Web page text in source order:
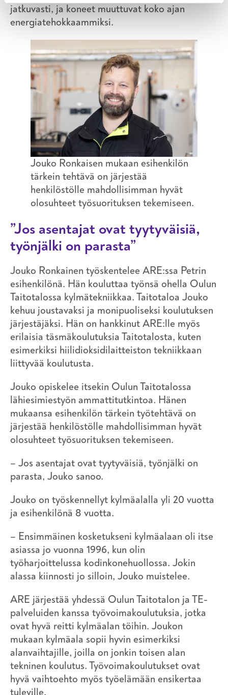
jatkuvasti, ja koneet muuttuvat koko ajan
energiatehokkaammiksi.
Jouko Ronkaisen mukaan esihenkilön
tärkein tehtävä on järjestää
henkilöstölle mahdollisimman hyvät
olosuhteet työsuorituksen tekemiseen.
”Jos asentajat ovat tyytyväisiä,
työnjälki on parasta”
Jouko Ronkainen työskentelee ARE:ssa Petrin
esihenkilönä. Hän kouluttaa työnsä ohella Oulun
Taitotalossa kylmätekniikkaa. Taitotaloa Jouko
kehuu joustavaksi ja monipuoliseksi koulutuksen
järjestäjäksi. Hän on hankkinut ARE:lle myös
erilaisia täsmäkoulutuksia Taitotalosta, kuten
esimerkiksi hiilidioksidilaitteiston tekniikkaan
liittyvää koulutusta.
Jouko opiskelee itsekin Oulun Taitotalossa
lähiesimiestyön ammattitutkintoa. Hänen
mukaansa esihenkilön tärkein työtehtävä on
järjestää henkilöstölle mahdollisimman hyvät
olosuhteet työsuorituksen tekemiseen.
– Jos asentajat ovat tyytyväisiä, työnjälki on
parasta, Jouko sanoo.
Jouko on työskennellyt kylmäalalla yli 20 vuotta
ja esihenkilönä 8 vuotta.
– Ensimmäinen kosketukseni kylmäalaan oli itse
asiassa jo vuonna 1996, kun olin
työharjoittelussa kodinkonehuollossa. Jokin
alassa kiinnosti jo silloin, Jouko muistelee.
ARE järjestää yhdessä Oulun Taitotalon ja TE-
palveluiden kanssa työvoimakoulutuksia, jotka
ovat hyvä reitti kylmäalan töihin. Joukon
mukaan kylmäala sopii hyvin esimerkiksi
alanvaihtajille, joilla on jonkin toisen alan
tekninen koulutus. Työvoimakoulutukset ovat
hyvä vaihtoehto myös työelämään ensikertaa
tuleville.